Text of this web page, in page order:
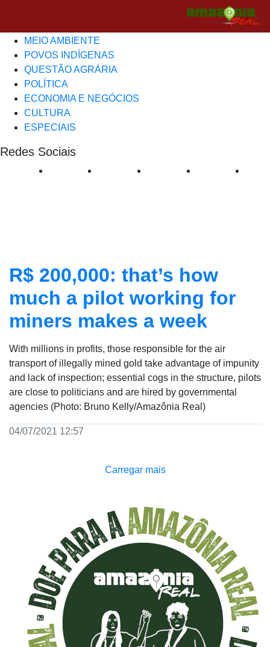
MEIO AMBIENTE
POVOS INDÍGENAS
QUESTÃO AGRÁRIA
POLÍTICA
ECONOMIA E NEGÓCIOS
CULTURA
ESPECIAIS
Redes Sociais
R$ 200,000: that’s how
much a pilot working for
miners makes a week
With millions in profits, those responsible for the air
transport of illegally mined gold take advantage of impunity
and lack of inspection; essential cogs in the structure, pilots
are close to politicians and are hired by governmental
agencies (Photo: Bruno Kelly/Amazônia Real)
04/07/2021 12:57
Carregar mais